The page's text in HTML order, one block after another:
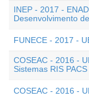
INEP - 2017 -
Desenvolvimento
FUNECE - 2017 -
COSEAC - 2016 -
Sistemas RIS PACS
COSEAC - 2016 -